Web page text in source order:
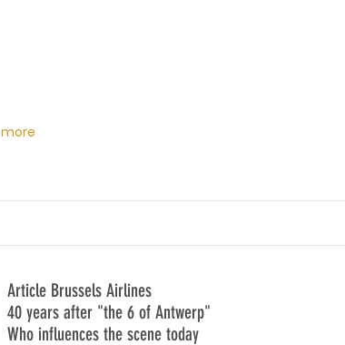
more
Article Brussels Airlines
40 years after "the 6 of Antwerp"
Who influences the scene today